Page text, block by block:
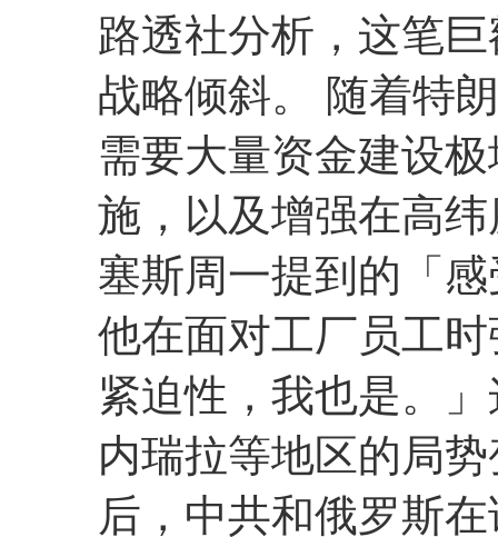
路透社分析，这笔
战略倾斜。 随着特
需要大量资金建设
施，以及增强在高
塞斯周一提到的「
他在面对工厂员工
紧迫性，我也是。
内瑞拉等地区的局
后，中共和俄罗斯